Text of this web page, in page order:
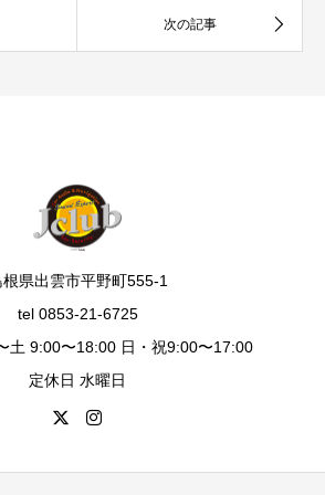
根県出雲市平野町555-1
tel 0853-21-6725
9:00〜18:00 日・祝9:00〜17:00
定休日 水曜日